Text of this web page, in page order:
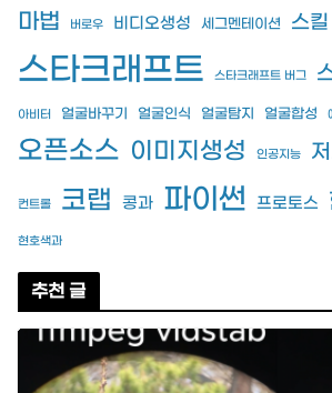
마법 버로우 비디오생성 세그멘테이션 스킬
스타크래프트 스타크래프트 버그
아비터 얼굴바꾸기 얼굴인식 얼굴탐지 얼굴합성
오픈소스 이미지생성 인공지능
컨트롤 코랩 콩과 파이썬 프로토스
현호색과
추천 글